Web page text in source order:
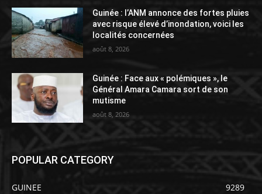
Guinée : l’ANM annonce des fortes pluies
avec risque élevé d’inondation, voici les
localités concernées
août 8, 2026
Guinée : Face aux « polémiques », le
Général Amara Camara sort de son
mutisme
août 8, 2026
POPULAR CATEGORY
GUINEE
9289